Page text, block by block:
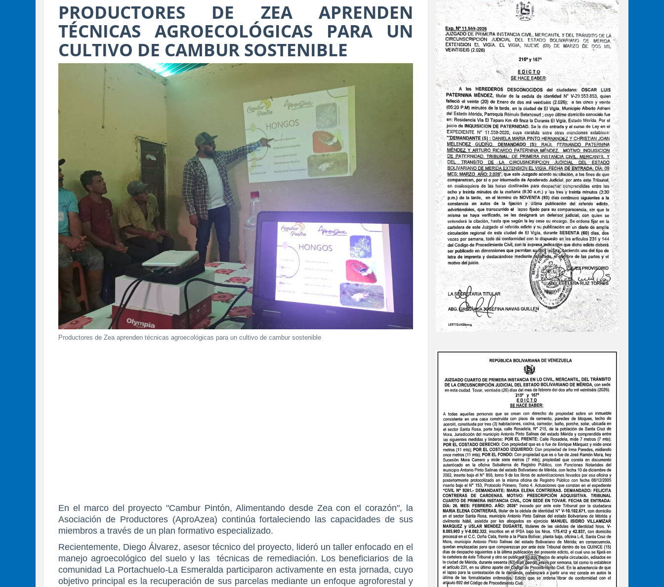
PRODUCTORES DE ZEA APRENDEN
TÉCNICAS AGROECOLÓGICAS PARA UN
CULTIVO DE CAMBUR SOSTENIBLE
Productores de Zea aprenden técnicas agroecológicas para un cultivo de cambur sostenible
En el marco del proyecto "Cambur Pintón, Alimentando desde Zea con el corazón", la
Asociación de Productores (AproAzea) continúa fortaleciendo las capacidades de sus
miembros a través de un plan formativo especializado.
Recientemente, Diego Álvarez, asesor técnico del proyecto, lideró un taller enfocado en el
manejo agroecológico del suelo y las técnicas de remediación. Los beneficiarios de la
comunidad La Portachuelo-La Esmeralda participaron activamente en esta jornada, cuyo
objetivo principal es la recuperación de sus parcelas mediante un enfoque agroforestal y